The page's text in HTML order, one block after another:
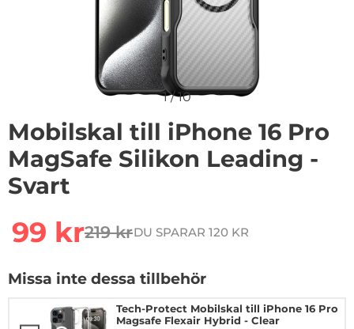
1/10
Mobilskal till iPhone 16 Pro
MagSafe Silikon Leading -
Svart
rea pris
99 krtidigare pris
219 krDU SPARAR 120 KR
Missa inte dessa tillbehör
Tech-Protect Mobilskal till iPhone 16 Pro
Magsafe Flexair Hybrid - Clear